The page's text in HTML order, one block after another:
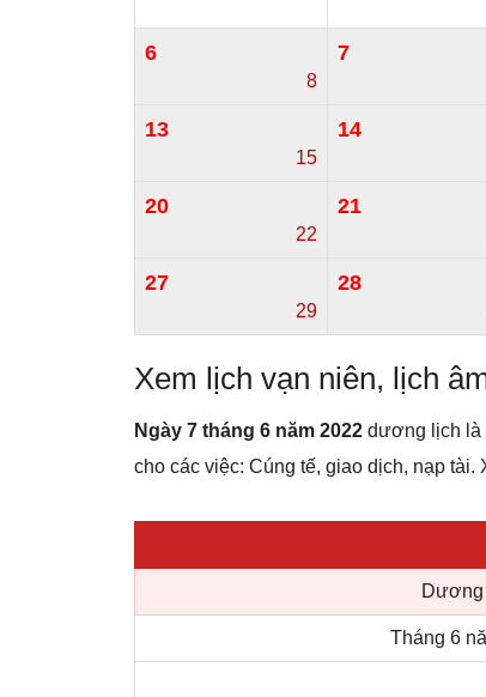
6
8
7
13
15
14
20
22
21
27
29
28
Xem lịch vạn niên, lịch
Ngày 7 tháng 6 năm 2022 dương lịch là
cho các việc: Cúng tế, giao dịch, nạp
Dương
Tháng 6